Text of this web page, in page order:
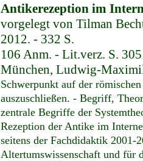
Antikerezeption im
vorgelegt von Tilman
2012. - 332 S.
106 Anm. - Lit.verz. S.
München, Ludwig-
Schwerpunkt auf der
auszuschließen. - Begriff,
zentrale Begriffe der
Rezeption der Antike im
seitens der Fachdidaktik 2001-
Altertumswissenschaft und für